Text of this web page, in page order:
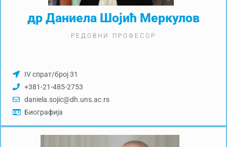
др Даниела Шојић Меркулов
РЕДОВНИ ПРОФЕСОР
IV спрат/број 31
+381-21-485-2753
daniela.sojic@dh.uns.ac.rs
Биографија